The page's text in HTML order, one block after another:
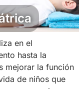
en el
hasta la
mejorar la función
de niños que